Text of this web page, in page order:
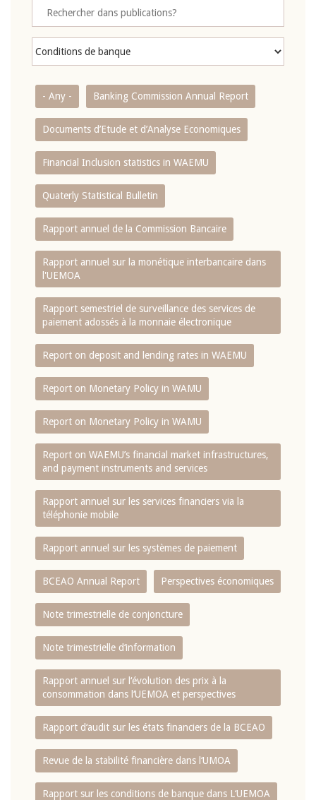
- Any - Banking Commission Annual Report
Documents d’Etude et d’Analyse Economiques
Financial Inclusion statistics in WAEMU
Quaterly Statistical Bulletin
Rapport annuel de la Commission Bancaire
Rapport annuel sur la monétique interbancaire dans
l'UEMOA
Rapport semestriel de surveillance des services de
paiement adossés à la monnaie électronique
Report on deposit and lending rates in WAEMU
Report on Monetary Policy in WAMU
Report on Monetary Policy in WAMU
Report on WAEMU’s financial market infrastructures,
and payment instruments and services
Rapport annuel sur les services financiers via la
téléphonie mobile
Rapport annuel sur les systèmes de paiement
BCEAO Annual Report Perspectives économiques
Note trimestrielle de conjoncture
Note trimestrielle d‘information
Rapport annuel sur l‘évolution des prix à la
consommation dans l‘UEMOA et perspectives
Rapport d‘audit sur les états financiers de la BCEAO
Revue de la stabilité financière dans l‘UMOA
Rapport sur les conditions de banque dans L‘UEMOA